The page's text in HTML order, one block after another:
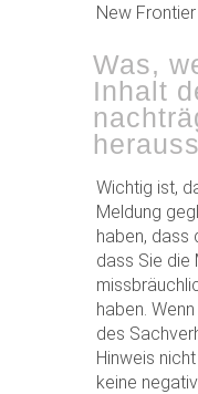
New
Was,
Inhalt
Wichtig ist,
Meldung
haben, dass
dass Sie die
haben.
des
Hinweis
keine